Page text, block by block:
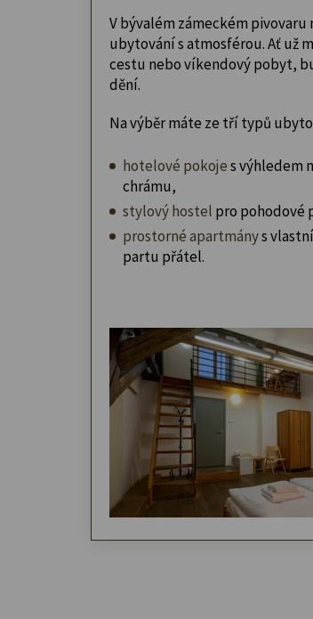
V bývalém zámeckém
ubytování s atmosférou. Ať už
cestu nebo víkendový pobyt,
dění.
Na výběr máte ze tří typů
hotelové pokojes výhledem
chrámu,
stylový hostel pro pohodové
prostorné apartmánys
partu přátel.